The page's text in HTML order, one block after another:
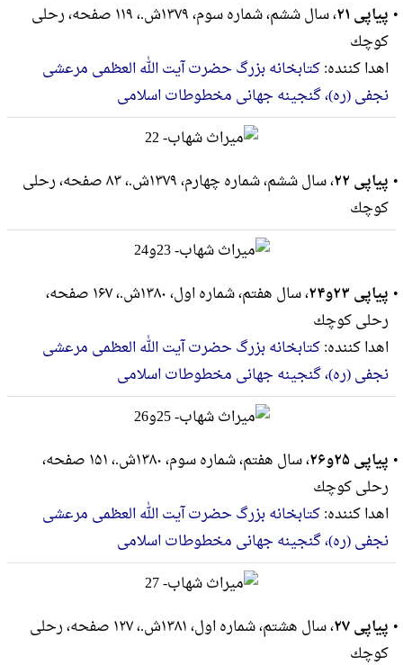
پیاپی ۲۱
، سال ششم، شماره سوم، ۱۳۷۹ش.، ۱۱۹ صفحه، رحلى
كوچك
اهدا کننده:کتابخانه بزرگ حضرت آیت الله العظمی مرعشی
نجفی (ره)، گنجینه جهانی مخطوطات اسلامی
پیاپی ۲۲
، سال ششم، شماره چهارم، ۱۳۷۹ش.، ۸۳ صفحه، رحلى
كوچك
پیاپی ۲۳و۲۴
، سال هفتم، شماره اول، ۱۳۸۰ش.، ۱۶۷ صفحه،
رحلى كوچك
اهدا کننده:کتابخانه بزرگ حضرت آیت الله العظمی مرعشی
نجفی (ره)، گنجینه جهانی مخطوطات اسلامی
پیاپی ۲۵و۲۶
، سال هفتم، شماره سوم، ۱۳۸۰ش.، ۱۵۱ صفحه،
رحلى كوچك
اهدا کننده:کتابخانه بزرگ حضرت آیت الله العظمی مرعشی
نجفی (ره)، گنجینه جهانی مخطوطات اسلامی
پیاپی ۲۷
، سال هشتم، شماره اول، ۱۳۸۱ش.، ۱۲۷ صفحه، رحلى
كوچك